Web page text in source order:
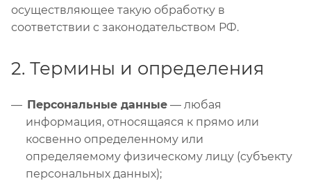
осуществляющее такую обработку в
соответствии с законодательством РФ.
2. Термины и определения
Персональные данные — любая
информация, относящаяся к прямо или
косвенно определенному или
определяемому физическому лицу (субъекту
персональных данных);